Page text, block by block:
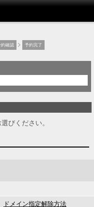
約確認 予約完了
びください。
ドメイン指定解除方法